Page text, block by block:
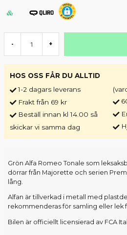
- +
HOS OSS FÅR DU ALLTID
1-2 dagars leverans
Frakt från 69 kr
Beställ innan kl 14.00 så
skickar vi samma dag
Grön Alfa Romeo Tonale som
dörrar från Majorette och serien
lång.
Alfan är tillverkad i metall med
rekommenderas för samling eller lek
Bilen är officiellt licensierad av FCA